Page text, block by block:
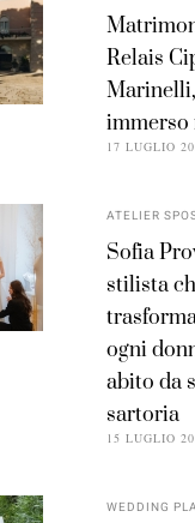
Relais
immerso
17 LUGLIO
ATELIER
Sofia
stilista
ogni
abito da
sartoria
15 LUGLIO
WEDDING